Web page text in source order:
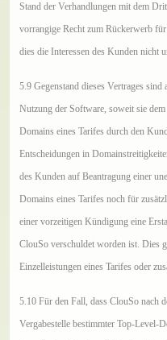
Stand der Verhandlungen mit dem
vorrangige Recht zum Rückerwerb
dies die Interessen des Kunden nicht
5.9 Gegenstand dieses Vertrages
Nutzung der Software, soweit sie
Domains eines Tarifes durch den
Entscheidungen in
des Kunden auf Beantragung einer
Domains eines Tarifes noch für
einer vorzeitigen Kündigung eine
ClouSo verschuldet worden ist. Dies
Einzelleistungen eines Tarifes oder
5.10 Für den Fall, dass ClouSo nach
Vergabestelle bestimmter Top-Level-